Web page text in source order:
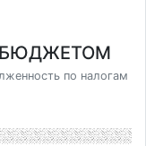
БЮДЖЕТОМ
по налогам